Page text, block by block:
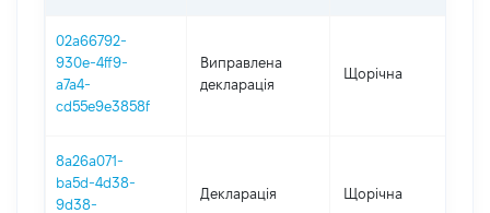
02a66792-
930e-4ff9-
a7a4-
cd55e9e3858f
Виправлена
декларація
Щорічна
8a26a071-
ba5d-4d38-
9d38-
Декларація Щорічна